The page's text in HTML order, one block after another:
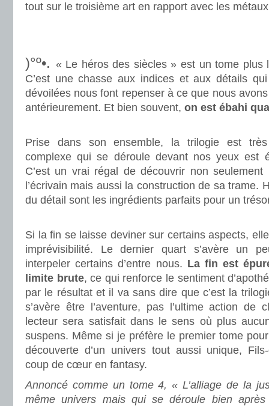
tout sur le troisième art en rapport avec les
)°º•. « Le héros des siècles » est un tome plus
C’est une chasse aux indices et aux détails
dévoilées nous font repenser à ce que nous avons
antérieurement. Et bien souvent, on est ébahi
Prise dans son ensemble, la trilogie est
complexe qui se déroule devant nos yeux est
C’est un vrai régal de découvrir non
l’écrivain mais aussi la construction de sa trame.
du détail sont les ingrédients parfaits pour un
Si la fin se laisse deviner sur certains aspects,
imprévisibilité. Le dernier quart s’avère un
interpeler certains d’entre nous. La fin est
limite brute, ce qui renforce le sentiment
par le résultat et il va sans dire que c’est la
s’avère être l’aventure, pas l’ultime action de
lecteur sera satisfait dans le sens où plus
suspens. Même si je préfère le premier tome
découverte d’un univers tout aussi unique,
coup de cœur en fantasy.
Annoncé comme un tome 4, « L’alliage de la
même univers mais qui se déroule bien